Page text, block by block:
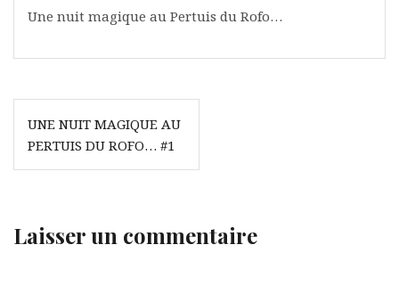
Une nuit magique au Pertuis du Rofo…
Navigation
de
l’article
UNE NUIT MAGIQUE AU
PERTUIS DU ROFO… #1
Laisser un commentaire